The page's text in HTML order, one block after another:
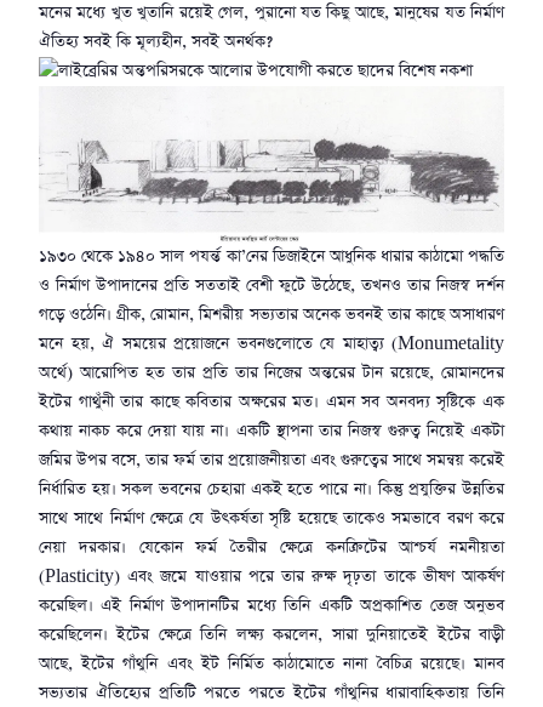
মনের মধ্যে খুত খুতানি রয়েই গেল, পুরানো যত কিছু আছে, মানুষের যত নির্মাণ
ঐতিহ্য সবই কি মূল্যহীন, সবই অনর্থক?
১৯৩০ থেকে ১৯৪০ সাল পযর্ন্ত কা’নের ডিজাইনে আধুনিক ধারার কাঠামো পদ্ধতি
ও নির্মাণ উপাদানের প্রতি সততাই বেশী ফুটে উঠেছে, তখনও তার নিজস্ব দর্শন
গড়ে ওঠেনি। গ্রীক, রোমান, মিশরীয় সভ্যতার অনেক ভবনই তার কাছে অসাধারণ
মনে হয়, ঐ সময়ের প্রয়োজনে ভবনগুলোতে যে মাহাত্ব্য (Monumetality
অর্থে) আরোপিত হত তার প্রতি তার নিজের অন্তরের টান রয়েছে, রোমানদের
ইটের গাথুঁনী তার কাছে কবিতার অক্ষরের মত। এমন সব অনবদ্য সৃষ্টিকে এক
কথায় নাকচ করে দেয়া যায় না। একটি স্থাপনা তার নিজস্ব গুরুত্ব নিয়েই একটা
জমির উপর বসে, তার ফর্ম তার প্রয়োজনীয়তা এবং গুরুত্বের সাথে সমন্বয় করেই
নির্ধারিত হয়। সকল ভবনের চেহারা একই হতে পারে না। কিন্তু প্রযুক্তির উন্নতির
সাথে সাথে নির্মাণ ক্ষেত্রে যে উৎকর্ষতা সৃষ্টি হয়েছে তাকেও সমভাবে বরণ করে
নেয়া দরকার। যেকোন ফর্ম তৈরীর ক্ষেত্রে কনক্রিটের আশ্চর্য নমনীয়তা
(Plasticity) এবং জমে যাওয়ার পরে তার রুক্ষ দৃঢ়তা তাকে ভীষণ আকর্ষণ
করেছিল। এই নির্মাণ উপাদানটির মধ্যে তিনি একটি অপ্রকাশিত তেজ অনুভব
করেছিলেন। ইটের ক্ষেত্রে তিনি লক্ষ্য করলেন, সারা দুনিয়াতেই ইটের বাড়ী
আছে, ইটের গাঁথুনি এবং ইট নির্মিত কাঠামোতে নানা বৈচিত্র রয়েছে। মানব
সভ্যতার ঐতিহ্যের প্রতিটি পরতে পরতে ইটের গাঁথুনির ধারাবাহিকতায় তিনি